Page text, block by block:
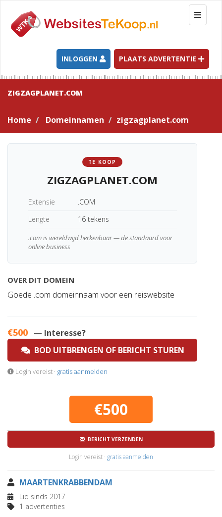
T
o
g
l
e
n
a
t
INLOGGEN PLAATS ADVERTENTIE
ZIGZAGPLANET.COM
Home Domeinnamen zigzagplanet.com
TE KOOP
ZIGZAGPLANET.COM
Extensie
.COM
Lengte
16 tekens
.com is wereldwijd herkenbaar — de standaard voor
online business
OVER DIT DOMEIN
Goede .com domeinnaam voor een reiswebsite
€500 — Interesse?
BOD UITBRENGEN OF BERICHT STUREN
Login vereist · gratis aanmelden
€500
BERICHT VERZENDEN
Login vereist · gratis aanmelden
MAARTENKRABBENDAM
Lid sinds 2017
1 advertenties